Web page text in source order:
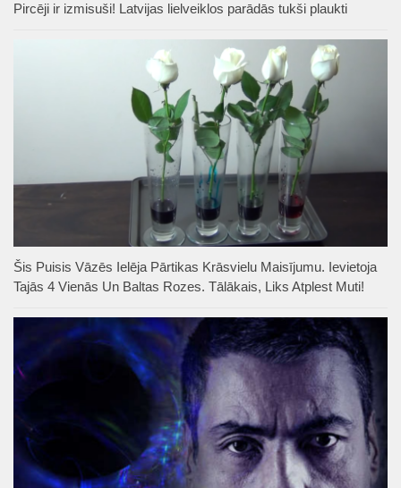
Pircēji ir izmisuši! Latvijas lielveiklos parādās tukši plaukti
Šis Puisis Vāzēs Ielēja Pārtikas Krāsvielu Maisījumu. Ievietoja
Tajās 4 Vienās Un Baltas Rozes. Tālākais, Liks Atplest Muti!